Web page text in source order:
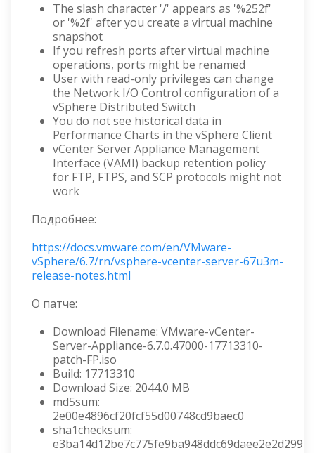
The slash character '/' appears as '%252f'
or '%2f' after you create a virtual machine
snapshot
If you refresh ports after virtual machine
operations, ports might be renamed
User with read-only privileges can change
the Network I/O Control configuration of a
vSphere Distributed Switch
You do not see historical data in
Performance Charts in the vSphere Client
vCenter Server Appliance Management
Interface (VAMI) backup retention policy
for FTP, FTPS, and SCP protocols might not
work
Подробнее:
https://docs.vmware.com/en/VMware-
vSphere/6.7/rn/vsphere-vcenter-server-67u3m-
release-notes.html
О патче:
Download Filename: VMware-vCenter-
Server-Appliance-6.7.0.47000-17713310-
patch-FP.iso
Build: 17713310
Download Size: 2044.0 MB
md5sum:
2e00e4896cf20fcf55d00748cd9baec0
sha1checksum:
e3ba14d12be7c775fe9ba948ddc69daee2e2d299